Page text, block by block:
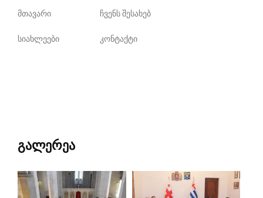
მთავარი ჩვენს შესახებ
სიახლეები კონტაქტი
გალერეა